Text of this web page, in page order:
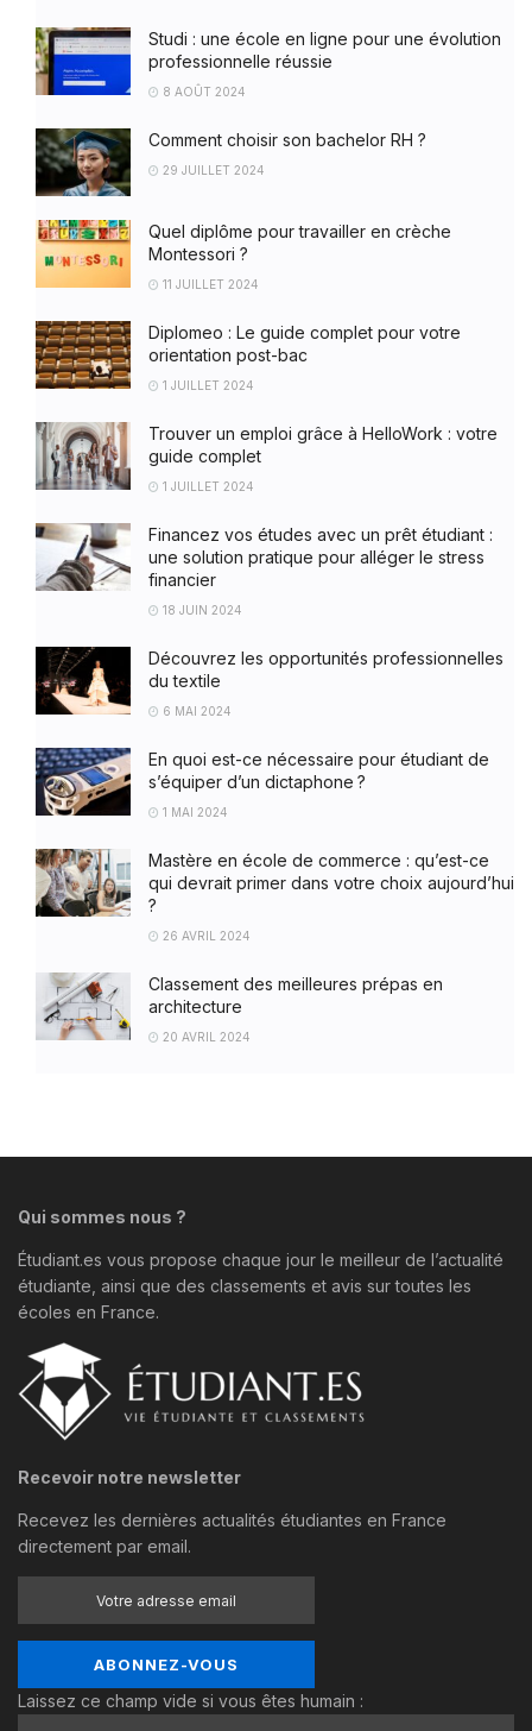
Studi : une école en ligne pour une évolution
professionnelle réussie
8 AOÛT 2024
Comment choisir son bachelor RH ?
29 JUILLET 2024
Quel diplôme pour travailler en crèche
Montessori ?
11 JUILLET 2024
Diplomeo : Le guide complet pour votre
orientation post-bac
1 JUILLET 2024
Trouver un emploi grâce à HelloWork : votre
guide complet
1 JUILLET 2024
Financez vos études avec un prêt étudiant :
une solution pratique pour alléger le stress
financier
18 JUIN 2024
Découvrez les opportunités professionnelles
du textile
6 MAI 2024
En quoi est-ce nécessaire pour étudiant de
s’équiper d’un dictaphone ?
1 MAI 2024
Mastère en école de commerce : qu’est-ce
qui devrait primer dans votre choix aujourd’hui
?
26 AVRIL 2024
Classement des meilleures prépas en
architecture
20 AVRIL 2024
Qui sommes nous ?
Étudiant.es vous propose chaque jour le meilleur de l’actualité
étudiante, ainsi que des classements et avis sur toutes les
écoles en France.
Recevoir notre newsletter
Recevez les dernières actualités étudiantes en France
directement par email.
Laissez ce champ vide si vous êtes humain :